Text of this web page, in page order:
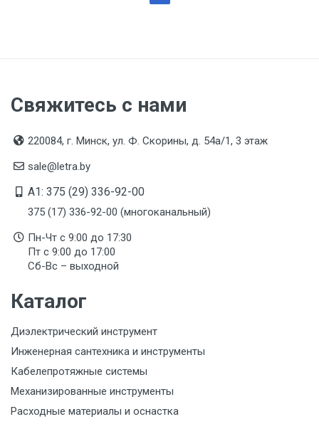
Свяжитесь с нами
220084, г. Минск, ул. Ф. Скорины, д. 54а/1, 3 этаж
sale@letra.by
A1: 375 (29) 336-92-00
375 (17) 336-92-00 (многоканальный)
Пн-Чт с 9:00 до 17:30
Пт с 9:00 до 17:00
Сб-Вс – выходной
Каталог
Диэлектрический инструмент
Инженерная сантехника и инструменты
Кабелепротяжные системы
Механизированные инструменты
Расходные материалы и оснастка